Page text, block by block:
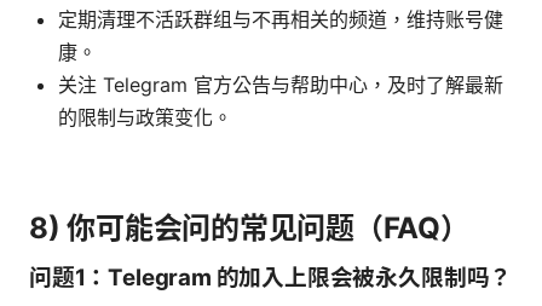
定期清理不活跃群组与不再相关的频道，维持账号健
康。
关注 Telegram 官方公告与帮助中心，及时了解最新
的限制与政策变化。
8) 你可能会问的常见问题（FAQ）
问题1：Telegram 的加入上限会被永久限制吗？